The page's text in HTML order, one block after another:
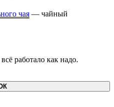
чая — чайный
работало как надо.